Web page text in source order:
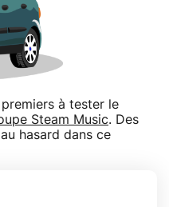
à tester le
Steam Music. Des
hasard dans ce